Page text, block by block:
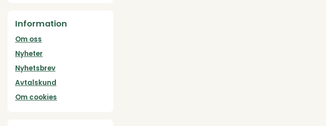
Information
Om oss
Nyheter
Nyhetsbrev
Avtalskund
Om cookies